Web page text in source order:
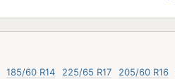
185/60 R14 225/65 R17 205/60 R16